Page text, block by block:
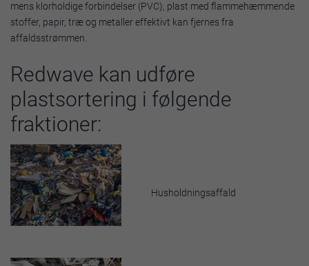
mens klorholdige forbindelser (PVC), plast med flammehæmmende
stoffer, papir, træ og metaller effektivt kan fjernes fra
affaldsstrømmen.
Redwave kan udføre
plastsortering i følgende
fraktioner:
Husholdningsaffald